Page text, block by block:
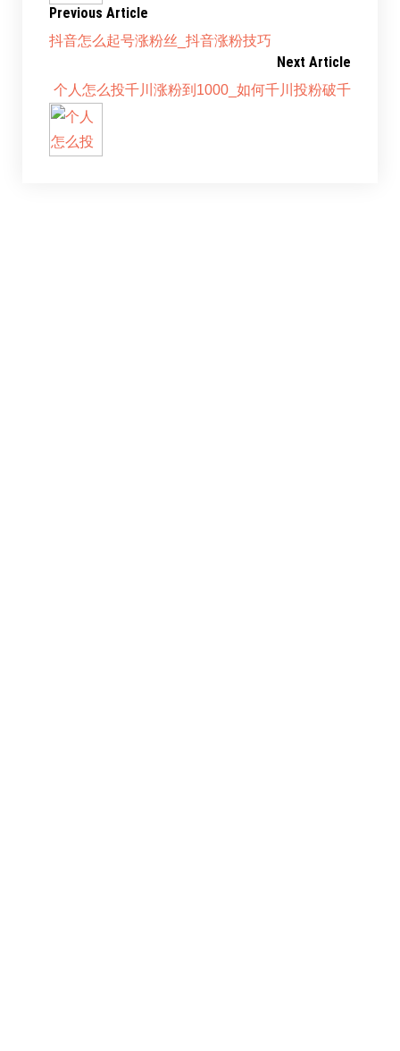
Previous Article
抖音怎么起号涨粉丝_抖音涨粉技巧
Next Article
个人怎么投千川涨粉到1000_如何千川投粉破千